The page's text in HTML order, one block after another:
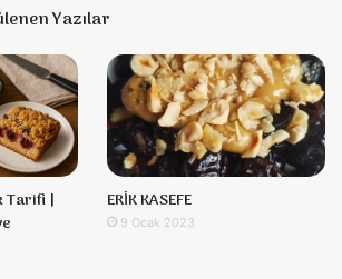
Yazılar
Tarifi |
ERİK KASEFE
9 Ocak 2023